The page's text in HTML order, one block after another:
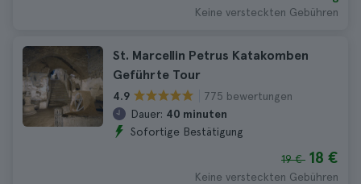
Keine versteckten Gebühren
St. Marcellin Petrus Katakomben
Geführte Tour
4.9
775 bewertungen
Dauer: 40 minuten
Sofortige Bestätigung
19 € 18 €
Keine versteckten Gebühren